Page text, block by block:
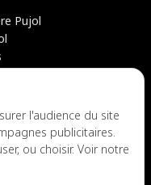
Pujol
l'audience du site
publicitaires.
ou choisir. Voir notre